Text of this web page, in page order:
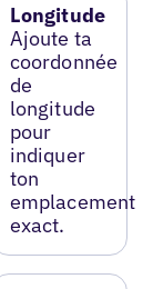
Longitude
Ajoute ta
coordonnée
de
longitude
pour
indiquer
ton
emplacement
exact.